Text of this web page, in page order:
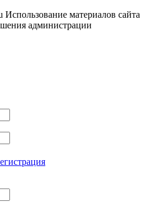
Использование материалов сайта
администрации